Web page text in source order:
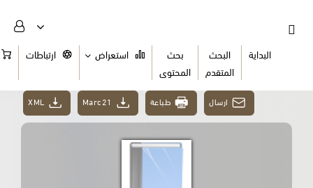
البحث
بحث
المحتوى
استعراض ارتباطات السلة
ارسال طباعة Marc21